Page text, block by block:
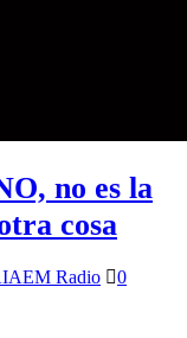
no es la
cosa
Radio
0